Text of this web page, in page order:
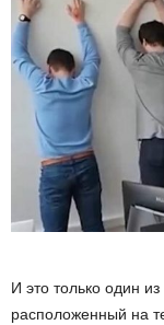
И это только один
расположенный на